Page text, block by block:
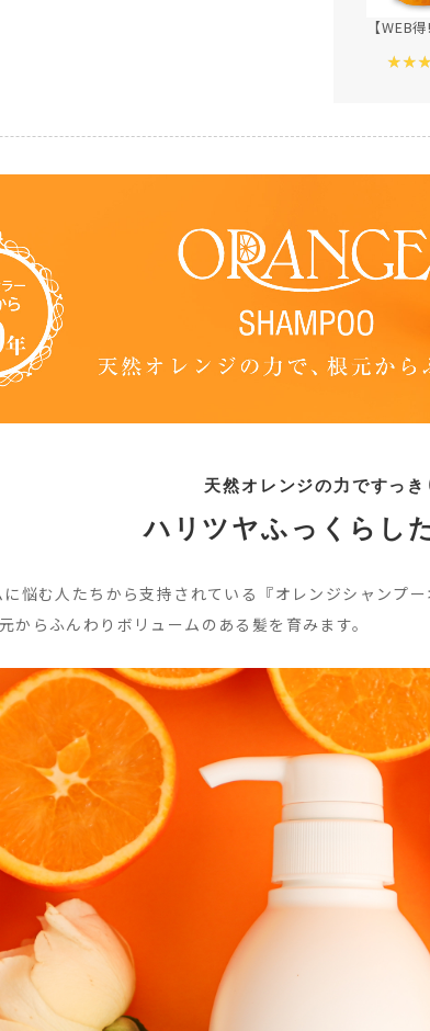
天然オ レ ンジの力ですっ き
ハ リ ツヤふ っ く ら し
悩む人たちから支持されている『オレンジシャンプ
からふんわりボリュームのある髪を育みます。